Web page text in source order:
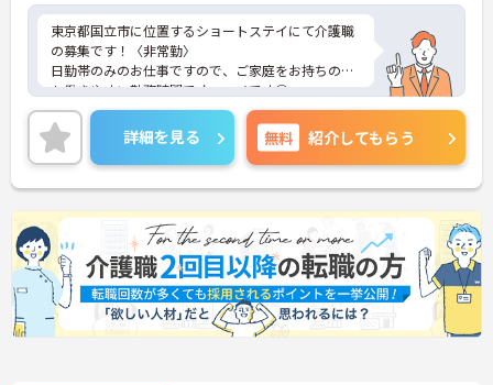
東京都国立市に位置するショートステイにて介護職
の募集です！〈非常勤〉
日勤帯のみのお仕事ですので、ご家庭をお持ちの方
も働きやすい勤務時間でオススメです◎
勤務曜日は相談に応じますのでワークライフバラン
スを大切にしながら働いていただけます♪
ご興味のある方は、マイナビ介護職までお問い合わ
せください。
詳細を見る 無料 紹介してもらう